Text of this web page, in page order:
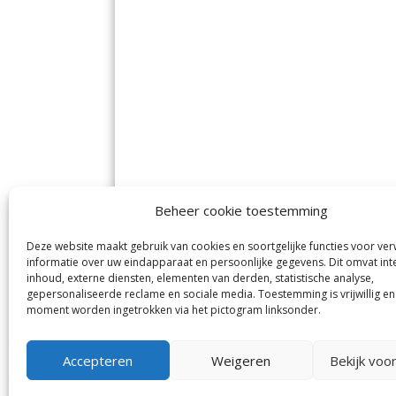
Beheer cookie toestemming
Deze website maakt gebruik van cookies en soortgelijke functies voor
informatie over uw eindapparaat en persoonlijke gegevens. Dit omvat
inhoud, externe diensten, elementen van derden, statistische analyse,
gepersonaliseerde reclame en sociale media. Toestemming is vrijwillig
moment worden ingetrokken via het pictogram linksonder.
Accepteren Weigeren Bekijk
De Nieuwe Meerbode
Visserstraat 10
1431 GJ Aalsmeer
0297-341900
info@meerbode.nl
en
De